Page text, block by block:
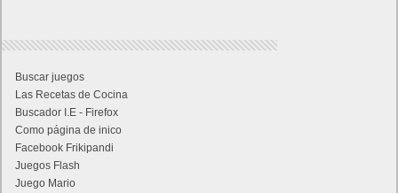
Buscar juegos
Las Recetas de Cocina
Buscador I.E - Firefox
Como página de inico
Facebook Frikipandi
Juegos Flash
Juego Mario